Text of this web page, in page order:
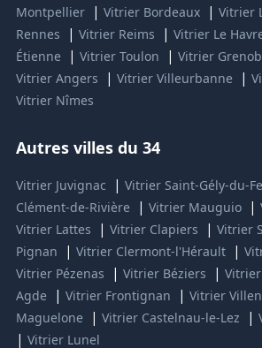
Montpellier | Vitrier Bordeaux | Vitrier
Rennes
| Vitrier Reims | Vitrier Le
Étienne
| Vitrier Toulon | Vitrier
Vitrier Angers | Vitrier Villeurbanne |
Vitrier Nîmes
Autres villes du 34
Vitrier Juvignac | Vitrier Saint-Gély-du-
Clément-de-Rivière
| Vitrier Mauguio |
Vitrier Lattes | Vitrier Clapiers | Vitrier
Pignan
| Vitrier Clermont-l'Hérault |
Vitrier Pézenas | Vitrier Béziers |
Agde
| Vitrier Frontignan | Vitrier
Maguelone
| Vitrier Castelnau-le-Lez |
| Vitrier Lunel